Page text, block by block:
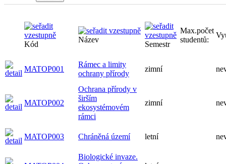
Kód
Název
Semestr
Max.počet
studentů:
MATOP001
Rámec a limity
ochrany přírody
zimní
MATOP002
Ochrana přírody v
širším
ekosystémovém
rámci
zimní
MATOP003 Chráněná území letní
Biologické invaze.